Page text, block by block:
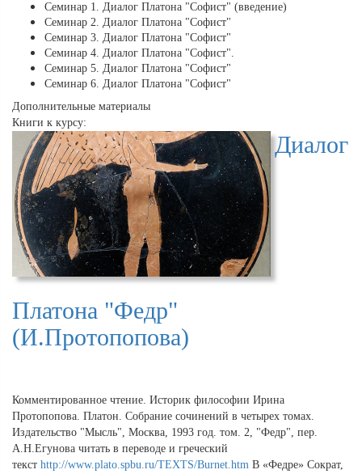
Семинар 1. Диалог Платона "Софист" (введение)
Семинар 2. Диалог Платона "Софист"
Семинар 3. Диалог Платона "Софист"
Семинар 4. Диалог Платона "Софист".
Семинар 5. Диалог Платона "Софист"
Семинар 6. Диалог Платона "Софист"
Дополнительные материалы
Книги к курсу:
Диалог
Платона "Федр"
(И.Протопопова)
Комментированное чтение. Историк философии Ирина
Протопопова. Платон. Собрание сочинений в четырех томах.
Издательство "Мысль", Москва, 1993 год. том. 2, "Федр", пер.
А.Н.Егунова читать в переводе и греческий
текст http://www.plato.spbu.ru/TEXTS/Burnet.htm В «Федре» Сократ,